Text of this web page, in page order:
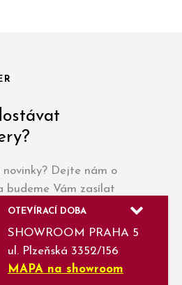
Dejte nám o
budeme Vám zasílat
e-mail.
OTEVÍRACÍ DOBA
SHOWROOM PRAHA 5
ul. Plzeňská 3352/156
MAPA na showroom